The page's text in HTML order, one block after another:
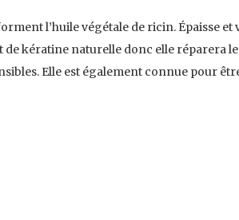
l’huile végétale de ricin. Épaisse
de kératine naturelle donc elle réparera
Elle est également connue pour